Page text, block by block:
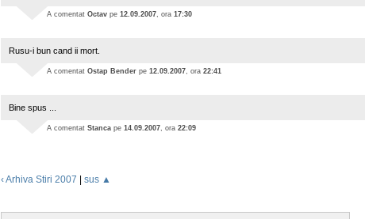
A comentat Octav pe 12.09.2007, ora 17:30
Rusu-i bun cand ii mort.
A comentat Ostap Bender pe 12.09.2007, ora 22:41
Bine spus ...
A comentat Stanca pe 14.09.2007, ora 22:09
‹ Arhiva Stiri 2007 sus ▲